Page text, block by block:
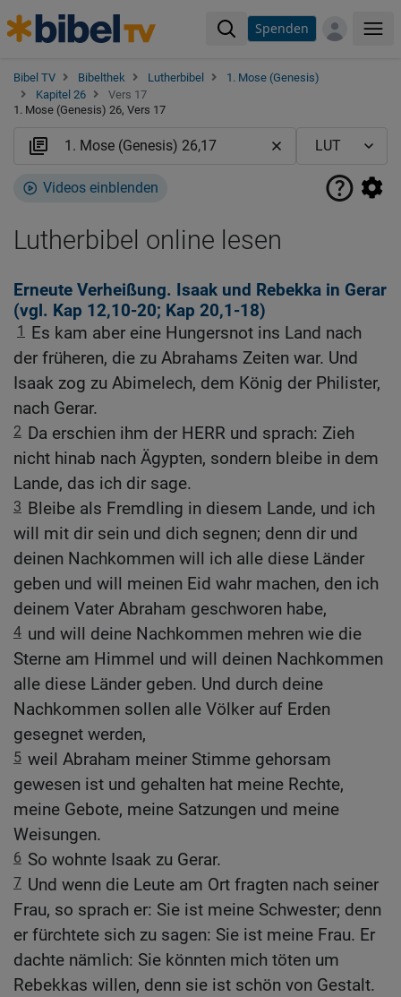
Spenden
Bibel TV Bibelthek Lutherbibel
1. Mose (Genesis)
Kapitel 26
Vers 17
1. Mose (Genesis) 26, Vers 17
Videos einblenden
Lutherbibel online lesen
Erneute Verheißung. Isaak und Rebekka in Gerar
(vgl. Kap 12,10-20; Kap 20,1-18)
1
Es kam aber eine Hungersnot ins Land nach
der früheren, die zu Abrahams Zeiten war. Und
Isaak zog zu Abimelech, dem König der Philister,
nach Gerar.
2 Da erschien ihm der HERR und sprach: Zieh
nicht hinab nach Ägypten, sondern bleibe in dem
Lande, das ich dir sage.
3 Bleibe als Fremdling in diesem Lande, und ich
will mit dir sein und dich segnen; denn dir und
deinen Nachkommen will ich alle diese Länder
geben und will meinen Eid wahr machen, den ich
deinem Vater Abraham geschworen habe,
4 und will deine Nachkommen mehren wie die
Sterne am Himmel und will deinen Nachkommen
alle diese Länder geben. Und durch deine
Nachkommen sollen alle Völker auf Erden
gesegnet werden,
5 weil Abraham meiner Stimme gehorsam
gewesen ist und gehalten hat meine Rechte,
meine Gebote, meine Satzungen und meine
Weisungen.
6 So wohnte Isaak zu Gerar.
7 Und wenn die Leute am Ort fragten nach seiner
Frau, so sprach er: Sie ist meine Schwester; denn
er fürchtete sich zu sagen: Sie ist meine Frau. Er
dachte nämlich: Sie könnten mich töten um
Rebekkas willen, denn sie ist schön von Gestalt.